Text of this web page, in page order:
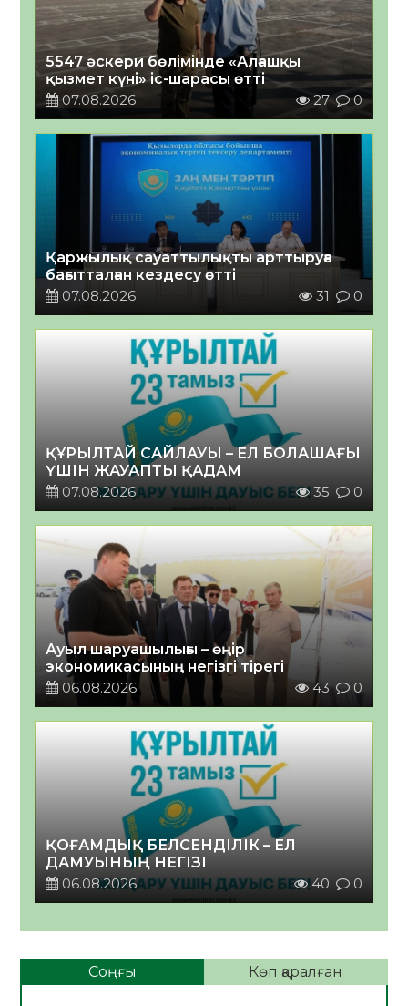
5547 әскери бөлімінде «Алғашқы
қызмет күні» іс-шарасы өтті
07.08.2026
27 0
Қаржылық сауаттылықты арттыруға
бағытталған кездесу өтті
07.08.2026
31 0
ҚҰРЫЛТАЙ САЙЛАУЫ – ЕЛ БОЛАШАҒЫ
ҮШІН ЖАУАПТЫ ҚАДАМ
07.08.2026
35 0
Ауыл шаруашылығы – өңір
экономикасының негізгі тірегі
06.08.2026
43 0
ҚОҒАМДЫҚ БЕЛСЕНДІЛІК – ЕЛ
ДАМУЫНЫҢ НЕГІЗІ
06.08.2026
40 0
Соңғы Көп қаралған